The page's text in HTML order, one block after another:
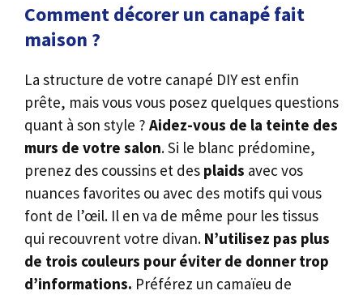
Comment décorer un canapé fait
maison ?
La structure de votre canapé DIY est enfin
prête, mais vous vous posez quelques questions
quant à son style ? Aidez-vous de la teinte des
murs de votre salon. Si le blanc prédomine,
prenez des coussins et des plaids avec vos
nuances favorites ou avec des motifs qui vous
font de l’œil. Il en va de même pour les tissus
qui recouvrent votre divan. N’utilisez pas plus
de trois couleurs pour éviter de donner trop
d’informations. Préférez un camaïeu de